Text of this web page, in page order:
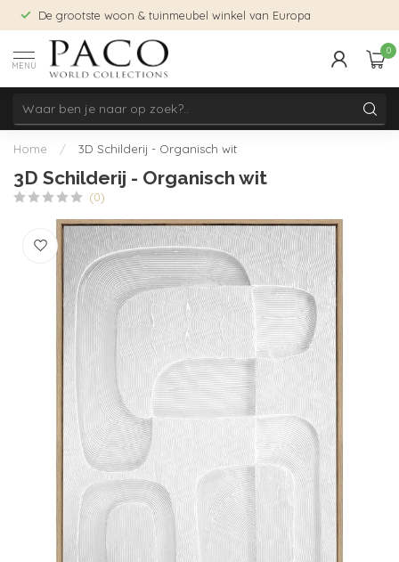
De grootste woon & tuinmeubel winkel van Europa
MENU
0
Home / 3D Schilderij - Organisch wit
3D Schilderij - Organisch wit
(0)